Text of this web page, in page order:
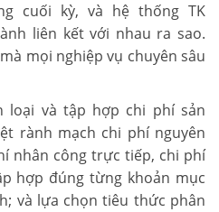
cuối kỳ, và hệ thống TK
liên kết với nhau ra sao.
mọi nghiệp vụ chuyên sâu
loại và tập hợp chi phí sản
rành mạch chi phí nguyên
nhân công trực tiếp, chi phí
hợp đúng từng khoản mục
và lựa chọn tiêu thức phân